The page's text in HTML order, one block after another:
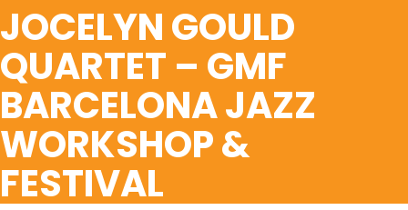
JOCELYN GOULD
QUARTET – GMF
BARCELONA JAZZ
WORKSHOP &
FESTIVAL